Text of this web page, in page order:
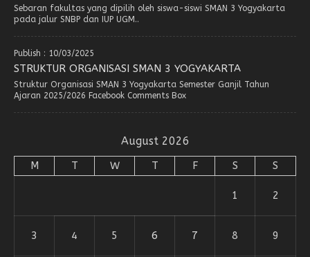
Sebaran fakultas yang dipilih oleh siswa-siswi SMAN 3 Yogyakarta
pada jalur SNBP dan IUP UGM..
Publish : 10/03/2025
STRUKTUR ORGANISASI SMAN 3 YOGYAKARTA
Struktur Organisasi SMAN 3 Yogyakarta Semester Ganjil Tahun
Ajaran 2025/2026 Facebook Comments Box
August 2026
M T W T F S S
1 2
3 4 5 6 7 8 9